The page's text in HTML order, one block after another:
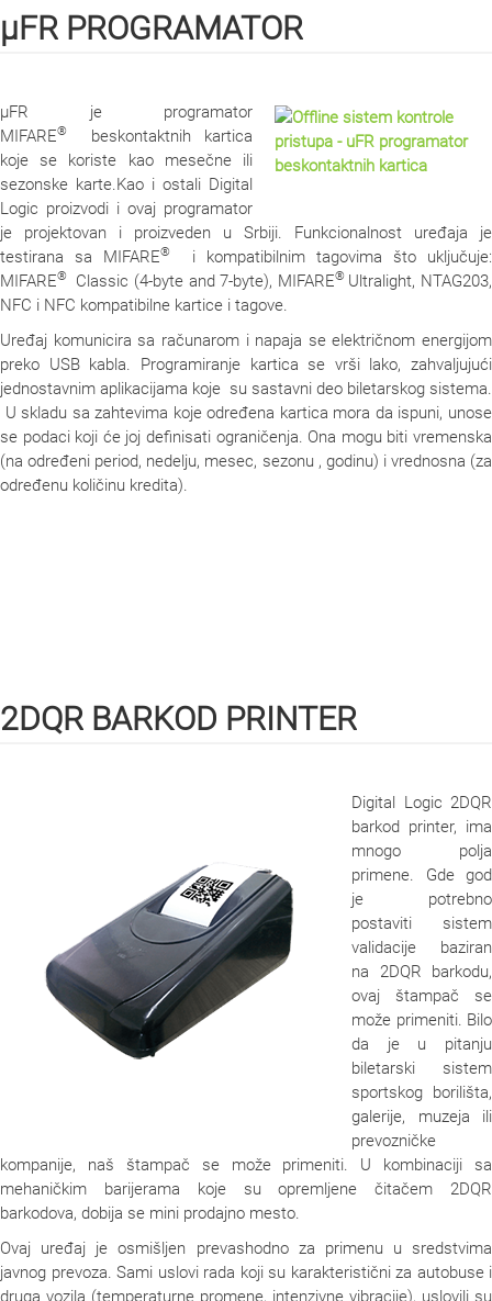
µFR PROGRAMATOR
µFR je programator
MIFARE®
beskontaktnih kartica
koje se koriste kao mesečne ili
sezonske karte.Kao i ostali Digital
Logic proizvodi i ovaj programator
je projektovan i proizveden u Srbiji. Funkcionalnost uređaja je
testirana sa MIFARE®
i kompatibilnim tagovima što uključuje:
MIFARE® Classic (4-byte and 7-byte), MIFARE® Ultralight, NTAG203,
NFC i NFC kompatibilne kartice i tagove.
Uređaj komunicira sa računarom i napaja se električnom energijom
preko USB kabla. Programiranje kartica se vrši lako, zahvaljujući
jednostavnim aplikacijama koje su sastavni deo biletarskog sistema.
U skladu sa zahtevima koje određena kartica mora da ispuni, unose
se podaci koji će joj definisati ograničenja. Ona mogu biti vremenska
(na određeni period, nedelju, mesec, sezonu , godinu) i vrednosna (za
određenu količinu kredita).
2DQR BARKOD PRINTER
Digital Logic 2DQR
barkod printer, ima
mnogo polja
primene. Gde god
je potrebno
postaviti sistem
validacije baziran
na 2DQR barkodu,
ovaj štampač se
može primeniti. Bilo
da je u pitanju
biletarski sistem
sportskog borilišta,
galerije, muzeja ili
prevozničke
kompanije, naš štampač se može primeniti. U kombinaciji sa
mehaničkim barijerama koje su opremljene čitačem 2DQR
barkodova, dobija se mini prodajno mesto.
Ovaj uređaj je osmišljen prevashodno za primenu u sredstvima
javnog prevoza. Sami uslovi rada koji su karakteristični za autobuse i
druga vozila (temperaturne promene, intenzivne vibracije), uslovili su